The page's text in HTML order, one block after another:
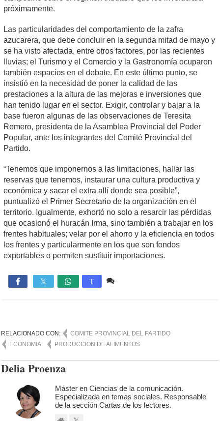
próximamente.
Las particularidades del comportamiento de la zafra
azucarera, que debe concluir en la segunda mitad de mayo y
se ha visto afectada, entre otros factores, por las recientes
lluvias; el Turismo y el Comercio y la Gastronomía ocuparon
también espacios en el debate. En este último punto, se
insistió en la necesidad de poner la calidad de las
prestaciones a la altura de las mejoras e inversiones que
han tenido lugar en el sector. Exigir, controlar y bajar a la
base fueron algunas de las observaciones de Teresita
Romero, presidenta de la Asamblea Provincial del Poder
Popular, ante los integrantes del Comité Provincial del
Partido.
“Tenemos que imponernos a las limitaciones, hallar las
reservas que tenemos, instaurar una cultura productiva y
económica y sacar el extra allí donde sea posible”,
puntualizó el Primer Secretario de la organización en el
territorio. Igualmente, exhortó no solo a resarcir las pérdidas
que ocasionó el huracán Irma, sino también a trabajar en los
frentes habituales; velar por el ahorro y la eficiencia en todos
los frentes y particularmente en los que son fondos
exportables o permiten sustituir importaciones.
 T
RELACIONADO CON:
COMITE PROVINCIAL DEL PARTIDO
ECONOMIA
PRODUCCION DE ALIMENTOS
Delia Proenza
Máster en Ciencias de la comunicación.
Especializada en temas sociales. Responsable
de la sección Cartas de los lectores.